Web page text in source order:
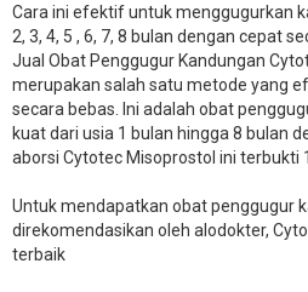
Cara ini efektif untuk menggugurkan
2, 3, 4, 5 , 6, 7, 8 bulan dengan cepat
Jual Obat Penggugur Kandungan
merupakan salah satu metode yang
secara bebas. Ini adalah obat
kuat dari usia 1 bulan hingga 8 bulan
aborsi Cytotec Misoprostol ini terbukti
Untuk mendapatkan obat penggugur
direkomendasikan oleh alodokter,
terbaik